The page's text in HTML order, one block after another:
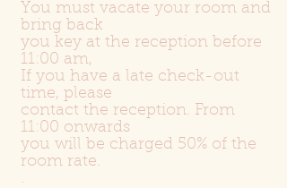
You must vacate your room and
bring back
you key at the reception before
11:00 am,
If you have a late check-out
time, please
contact the reception. From
11:00 onwards
you will be charged 50% of the
room rate.
.